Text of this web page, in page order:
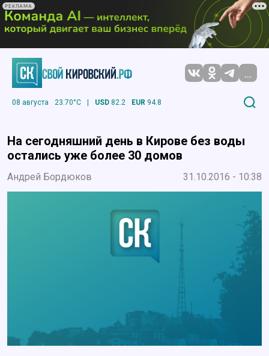
РЕКЛАМА
...
08 августа 23.70°C | USD 82.2 EUR 94.8
На сегодняшний день в Кирове без воды
остались уже более 30 домов
Андрей Бордюков 31.10.2016 - 10:38